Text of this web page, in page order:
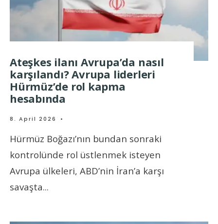
Ateşkes ilanı Avrupa’da nasıl
karşılandı? Avrupa liderleri
Hürmüz’de rol kapma
hesabında
8. April 2026 •
Hürmüz Boğazı’nın bundan sonraki
kontrolünde rol üstlenmek isteyen
Avrupa ülkeleri, ABD’nin İran’a karşı
savaşta...